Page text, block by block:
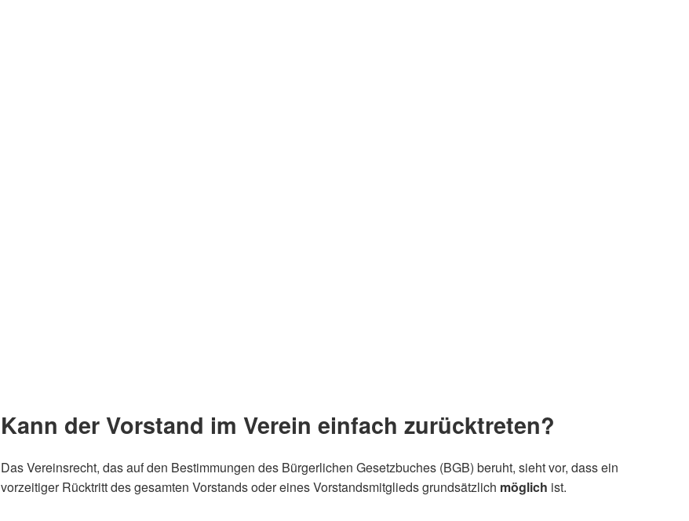
Kann der Vorstand im Verein einfach zurücktreten?
Das Vereinsrecht, das auf den Bestimmungen des Bürgerlichen Gesetzbuches (BGB) beruht, sieht vor, dass ein
vorzeitiger Rücktritt des gesamten Vorstands oder eines Vorstandsmitglieds grundsätzlich möglich ist.